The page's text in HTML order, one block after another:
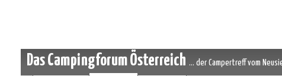
Das Campingforum Österreich ... der Campertreff vom